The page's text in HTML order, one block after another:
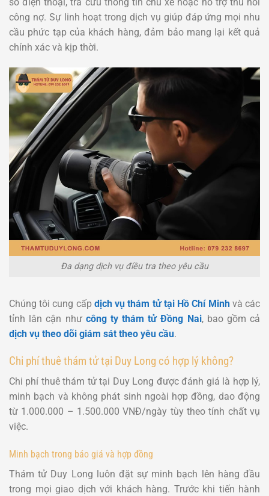
công nợ. Sự linh hoạt trong dịch vụ giúp đáp ứng mọi nhu
cầu phức tạp của khách hàng, đảm bảo mang lại kết quả
chính xác và kịp thời.
Đa dạng dịch vụ điều tra theo yêu cầu
Chúng tôi cung cấp dịch vụ thám tử tại Hồ Chí Minhvà các
tỉnh lân cận như công ty thám tử Đồng Nai, bao gồm cả
dịch vụ theo dõi giám sát theo yêu cầu.
Chi phí thuê thám tử tại Duy Long có hợp lý không?
Chi phí thuê thám tử tại Duy Long được đánh giá là hợp lý,
minh bạch và không phát sinh ngoài hợp đồng, dao động
từ 1.000.000 – 1.500.000 VNĐ/ngày tùy theo tính chất vụ
việc.
Minh bạch trong báo giá và hợp đồng
Thám tử Duy Long luôn đặt sự minh bạch lên hàng đầu
trong mọi giao dịch với khách hàng. Trước khi tiến hành